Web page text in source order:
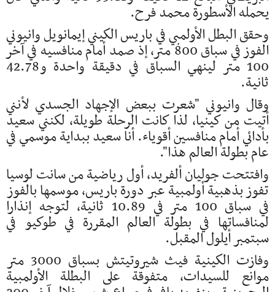
يحمله الأسطورة محمد فرح.
وحقق البطل الأولمبي في باريس الكيني إيمانويل وانيوني
الفوز في سباق 800 متر، إذ صمد أمام منافسيه في آخر
100 متر لينهي السباق في دقيقة واحدة و42.78
ثانية.
وقال وانيوني "شعرت ببعض الإجهاد الجسدي لأنني
أتيت من كينيا، لذا كانت الرحلة طويلة، لكنني سعيد
بأدائي أمام منافسين أقوياء. أنا سعيد ببداية موسمي في
عام بطولة العالم هذا".
وافتتحت جوليان ألفريد، أول رياضية من سانت لوسيا
تفوز بذهبية أولمبية عبر دورة باريس، موسمها بالفوز
في سباق 100 متر في 10.89 ثانية، لتوجه إنذارا
لمنافساتها في بطولة العالم المقررة في طوكيو في
سبتمبر أيلول المقبل.
وفازت الكينية فيث شيروتيتش بسباق 3000 متر
موانع للسيدات، متفوقة على البطلة الأولمبية